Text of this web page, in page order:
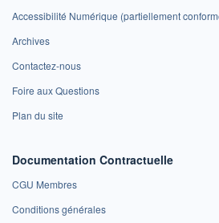
Accessibilité Numérique (partiellement
Archives
Contactez-nous
Foire aux Questions
Plan du site
Documentation Contractuelle
CGU Membres
Conditions générales